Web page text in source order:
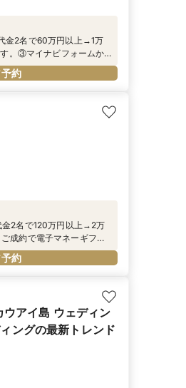
金2名で60万円以上→1万
。③マイナビフォームか
い『ビューティーグッ
約
2名で120万円以上→2万
成約で電子マネーギフト
ーティーグッズ』をプレゼ
約
アイ島 ウェディン
ングの最新トレンド